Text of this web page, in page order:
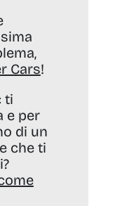
Cars!
ti
e per
di un
che ti